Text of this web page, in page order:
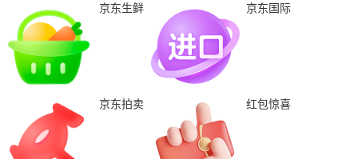
京东生鲜 京东国际
京东拍卖 红包惊喜